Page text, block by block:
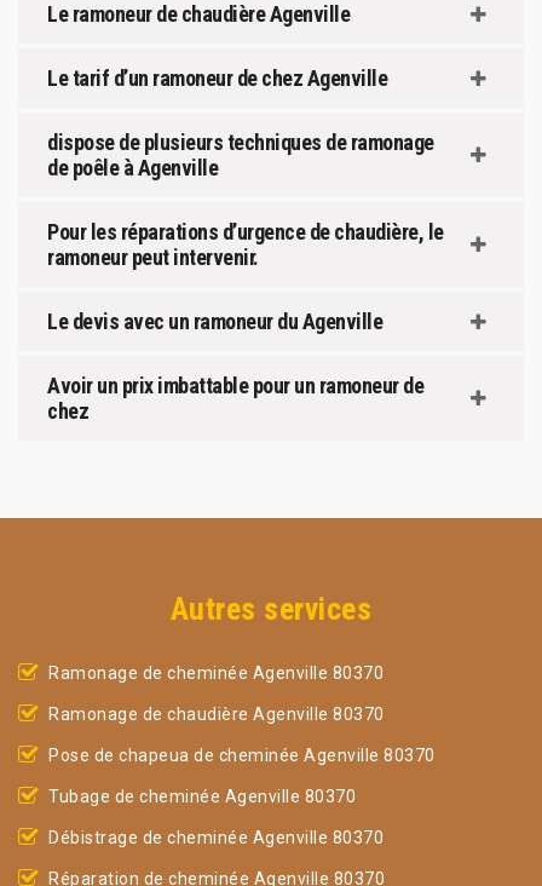
Le ramoneur de chaudière Agenville
Le tarif d’un ramoneur de chez Agenville
dispose de plusieurs techniques de ramonage
de poêle à Agenville
Pour les réparations d’urgence de chaudière, le
ramoneur peut intervenir.
Le devis avec un ramoneur du Agenville
Avoir un prix imbattable pour un ramoneur de
chez
Autres services
Ramonage de cheminée Agenville 80370
Ramonage de chaudière Agenville 80370
Pose de chapeua de cheminée Agenville 80370
Tubage de cheminée Agenville 80370
Débistrage de cheminée Agenville 80370
Réparation de cheminée Agenville 80370